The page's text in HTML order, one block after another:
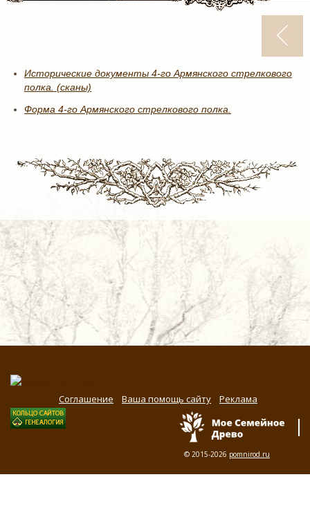
Исторические документы 4-го Армянского стрелкового
полка. (сканы)
Форма 4-го Армянского стрелкового полка.
Соглашение Ваша помощь сайту Реклама
© 2015-2026 pomnirod.ru